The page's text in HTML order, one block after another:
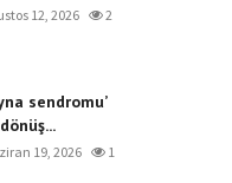
12, 2026 2
sendromu’
19, 2026 1